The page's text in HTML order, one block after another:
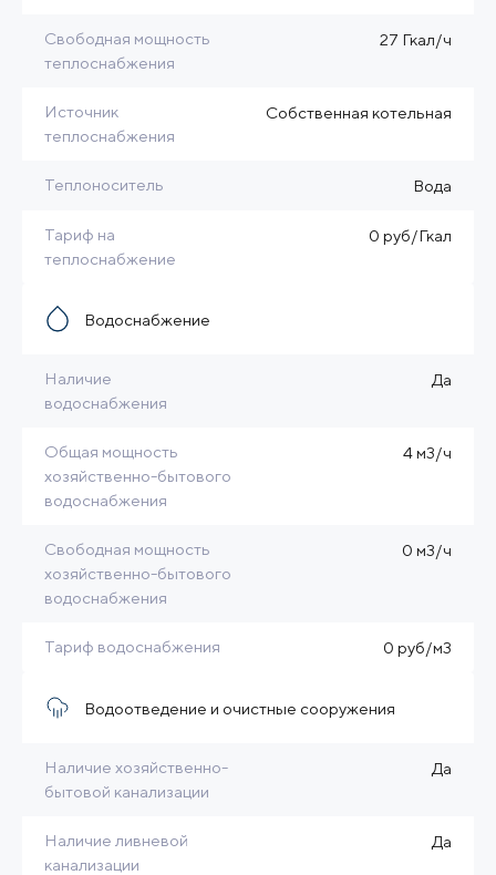
Свободная мощность
теплоснабжения
27 Гкал/ч
Источник
теплоснабжения
Собственная котельная
Теплоноситель Вода
Тариф на
теплоснабжение
0 руб/Гкал
Водоснабжение
Наличие
водоснабжения
Да
Общая мощность
хозяйственно-бытового
водоснабжения
4 м3/ч
Свободная мощность
хозяйственно-бытового
водоснабжения
0 м3/ч
Тариф водоснабжения 0 руб/м3
Водоотведение и очистные сооружения
Наличие хозяйственно-
бытовой канализации
Да
Наличие ливневой
канализации
Да